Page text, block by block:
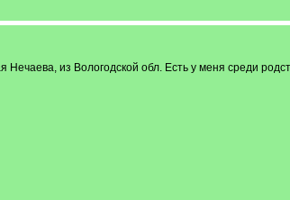
из Вологодской обл. Есть у меня среди